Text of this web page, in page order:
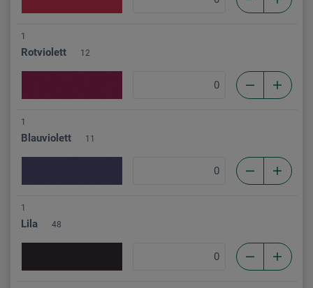
1
Rotviolett 12
1
Blauviolett 11
1
Lila 48